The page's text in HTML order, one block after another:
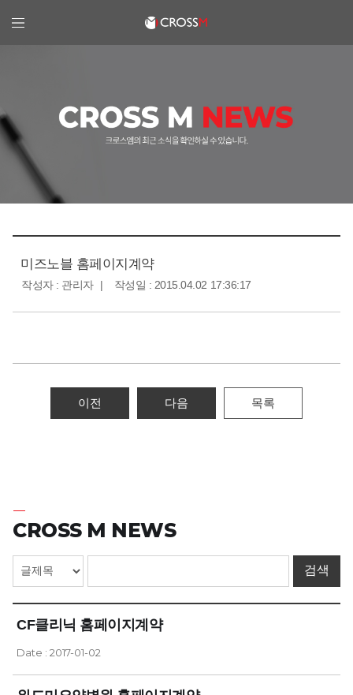
크로스엠
미즈노블 홈페이지계약
작성자 : 관리자 작성일 : 2015.04.02 17:36:17
이전 다음 목록
CROSS M NEWS
CF클리닉 홈페이지계약
Date : 2017-01-02